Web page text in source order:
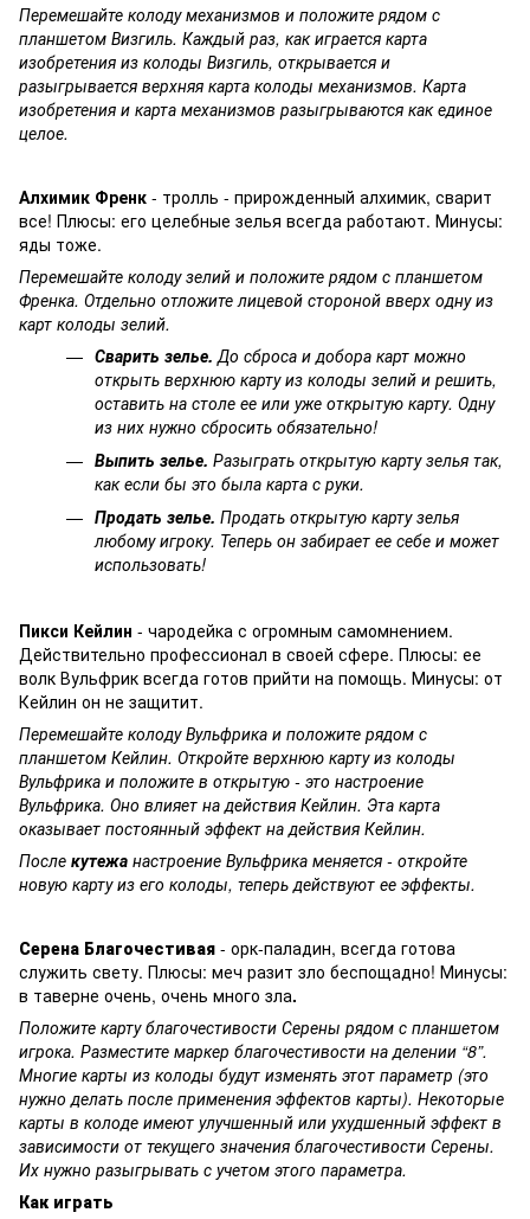
Перемешайте колоду механизмов и положите рядом с
планшетом Визгиль. Каждый раз, как играется карта
изобретения из колоды Визгиль, открывается и
разыгрывается верхняя карта колоды механизмов. Карта
изобретения и карта механизмов разыгрываются как единое
целое.
Алхимик Френк - тролль - прирожденный алхимик, сварит
все! Плюсы: его целебные зелья всегда работают. Минусы:
яды тоже.
Перемешайте колоду зелий и положите рядом с планшетом
Френка. Отдельно отложите лицевой стороной вверх одну из
карт колоды зелий.
Сварить зелье. До сброса и добора карт можно
открыть верхнюю карту из колоды зелий и решить,
оставить на столе ее или уже открытую карту. Одну
из них нужно сбросить обязательно!
Выпить зелье. Разыграть открытую карту зелья так,
как если бы это была карта с руки.
Продать зелье. Продать открытую карту зелья
любому игроку. Теперь он забирает ее себе и может
использовать!
Пикси Кейлин - чародейка с огромным самомнением.
Действительно профессионал в своей сфере. Плюсы: ее
волк Вульфрик всегда готов прийти на помощь. Минусы: от
Кейлин он не защитит.
Перемешайте колоду Вульфрика и положите рядом с
планшетом Кейлин. Откройте верхнюю карту из колоды
Вульфрика и положите в открытую - это настроение
Вульфрика. Оно влияет на действия Кейлин. Эта карта
оказывает постоянный эффект на действия Кейлин.
После кутежа настроение Вульфрика меняется - откройте
новую карту из его колоды, теперь действуют ее эффекты.
Серена Благочестивая - орк-паладин, всегда готова
служить свету. Плюсы: меч разит зло беспощадно! Минусы:
в таверне очень, очень много зла.
Положите карту благочестивости Серены рядом с планшетом
игрока. Разместите маркер благочестивости на делении “8”.
Многие карты из колоды будут изменять этот параметр (это
нужно делать после применения эффектов карты). Некоторые
карты в колоде имеют улучшенный или ухудшенный эффект в
зависимости от текущего значения благочестивости Серены.
Их нужно разыгрывать с учетом этого параметра.
Как играть